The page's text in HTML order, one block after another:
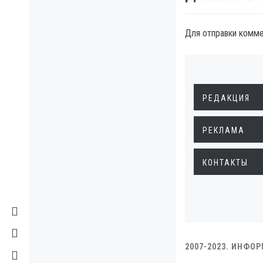
Для отправки
РЕДАКЦИЯ
РЕКЛАМА
КОНТАКТЫ
2007-2023.